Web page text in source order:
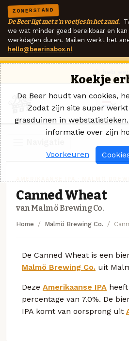
ZOMERSTAND
De Beer ligt met z'n voetjes in het zand.
we wat minder goed bereikbaar en
werkdagen duren. Mailen werkt het
hello@beerinabox.nl
Canned Wheat
van Malmö Brewing Co.
Home Malmö Brewing Co.
De Canned Wheat is een
Malmö Brewing Co. uit
Deze Amerikaanse IPA
percentage van 7.0%. De
IPA komt van oorsprong uit
Koekje
De Beer houdt van cookies,
Zodat zijn site super
grasduinen in webstatistieken.
informatie over zijn
Voorkeuren